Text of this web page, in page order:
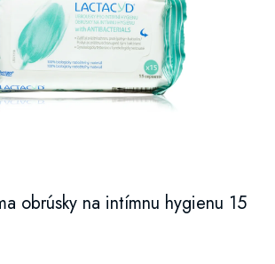
obrúsky na intímnu hygienu 15